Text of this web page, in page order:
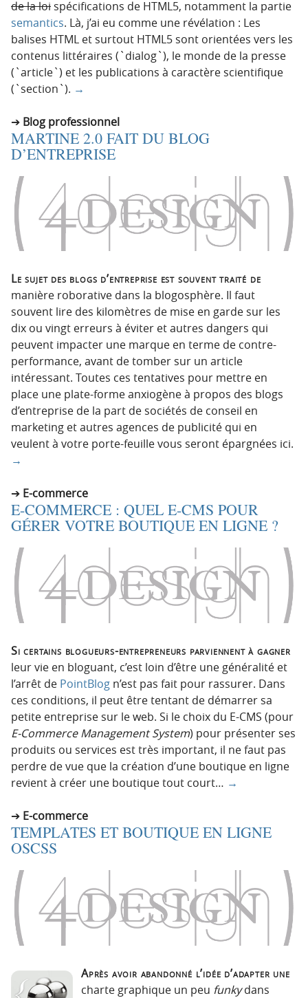
de la loi spécifications de HTML5, notamment la partie
semantics. Là, j’ai eu comme une révélation : Les
balises HTML et surtout HTML5 sont orientées vers les
contenus littéraires (`dialog`), le monde de la presse
(`article`) et les publications à caractère scientifique
(`section`). →
Blog professionnel
MARTINE 2.0 FAIT DU BLOG
D’ENTREPRISE
Le sujet des blogs d’entreprise est souvent traité de
manière roborative dans la blogosphère. Il faut
souvent lire des kilomètres de mise en garde sur les
dix ou vingt erreurs à éviter et autres dangers qui
peuvent impacter une marque en terme de contre-
performance, avant de tomber sur un article
intéressant. Toutes ces tentatives pour mettre en
place une plate-forme anxiogène à propos des blogs
d’entreprise de la part de sociétés de conseil en
marketing et autres agences de publicité qui en
veulent à votre porte-feuille vous seront épargnées ici.
→
E-commerce
E-COMMERCE : QUEL E-CMS POUR
GÉRER VOTRE BOUTIQUE EN LIGNE ?
Si certains blogueurs-entrepreneurs parviennent à gagner
leur vie en bloguant, c’est loin d’être une généralité et
l’arrêt de PointBlog n’est pas fait pour rassurer. Dans
ces conditions, il peut être tentant de démarrer sa
petite entreprise sur le web. Si le choix du E-CMS (pour
E-Commerce Management System) pour présenter ses
produits ou services est très important, il ne faut pas
perdre de vue que la création d’une boutique en ligne
revient à créer une boutique tout court… →
E-commerce
TEMPLATES ET BOUTIQUE EN LIGNE
OSCSS
Après avoir abandonné l’idée d’adapter une
charte graphique un peu funkydans